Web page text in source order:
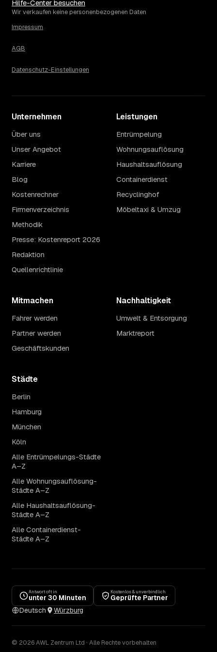
Zugänglichkeit: Ein einzelner Keller oder Dachboden liegt
Etage ohne Aufzug oder viel Sperrmüll eher am oberen.
Sondermüllanteil verschieben den Endpreis. Den genauen
kostenlosen Einschätzung.
Hilfe-Center besuchen
Wir verkaufen keine personenbezogenen Daten
Impressum
AGB
Datenschutz-Einstellungen
Unternehmen
Über uns
Unser Angebot
Karriere
Blog
Kostenrechner
Firmenverzeichnis
Methodik
Presse: Kostenreport 2026
Redaktion
Quellenrichtlinie
Leistungen
Entrümpelung
Wohnungsauflösung
Haushaltsauflösung
Containerdienst
Recyclinghof
Möbeltaxi & Umzug
Mitmachen
Fahrer werden
Partner werden
Geschäftskunden
Nachhaltigkeit
Umwelt & Entsorgung
Marktreport
Städte
Berlin
Hamburg
München
Köln
Alle Entrümpelungs-Städte
A–Z
Alle Wohnungsauflösung-
Städte A–Z
Alle Haushaltsauflösung-
Städte A–Z
Alle Containerdienst-
Städte A–Z
Antwort oft in
unter 30 Minuten
Kostenlos & unverbindlich
Geprüfte Partner
Deutsch
Würzburg
© 2026 AWL Zentrum Ltd · Alle Rechte vorbehalten